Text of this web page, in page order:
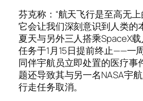
芬克称：“航天飞行是至高无
它会让我们深刻意识到人类的
夏天与另外三人搭乘SpaceX载
任务于1月15日提前终止——一
同伴宇航员立即处置的医疗事
题还导致其与另一名NASA宇
行走任务取消。